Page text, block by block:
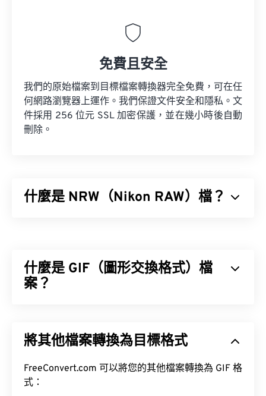
免費且安全
我們的原始檔案到目標檔案轉換器完全免費，可在任
何網路瀏覽器上運作。我們保證文件安全和隱私。文
件採用 256 位元 SSL 加密保護，並在幾小時後自動
刪除。
什麼是 NRW（Nikon RAW）檔？
捕捉和儲存其專業級相機的原始影像。
Nikon Capture NX-D for Mac
ViewNX
什麼是 GIF（圖形交換格式）檔
案？
GIF 使用無損壓縮 (無損音頻)，並且支援無音訊動
GIF 最常見的用途是以動畫形式出現在廣告、社群媒
體上的情緒回覆和表情符號中，這些內容經常在網路
將其他檔案轉換為目標格式
FreeConvert.com 可以將您的其他檔案轉換為 GIF 格
式：